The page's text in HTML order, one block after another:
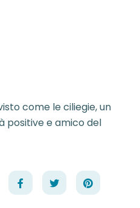
come le ciliegie, un
positive e amico del